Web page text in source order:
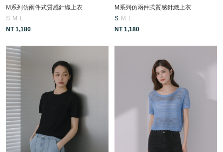
M系列仿兩件式質感針織上衣
S M
L
NT 1,180
M系列仿兩件式質感針織上衣
S M
L
NT 1,180